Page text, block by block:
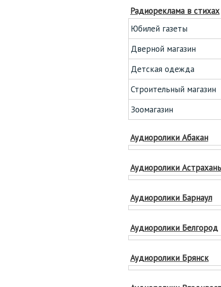
Радиореклама в стихах
Юбилей газеты
Дверной магазин
Детская одежда
Строительный магазин
Зоомагазин
Аудиоролики Абакан
Аудиоролики Астрахань
Аудиоролики Барнаул
Аудиоролики Белгород
Аудиоролики Брянск